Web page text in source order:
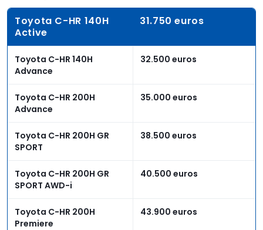
Toyota C-HR 140H
Active
31.750 euros
Toyota C-HR 140H
Advance
32.500 euros
Toyota C-HR 200H
Advance
35.000 euros
Toyota C-HR 200H GR
SPORT
38.500 euros
Toyota C-HR 200H GR
SPORT AWD-i
40.500 euros
Toyota C-HR 200H
Premiere
43.900 euros